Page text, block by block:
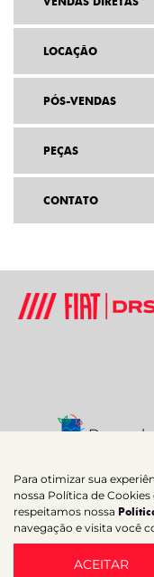
LOCAÇÃO
PÓS-VENDAS
PEÇAS
CONTATO
DFSUL VEICULOS E
07.689.941/0006-38
Para otimizar sua
nossa Política de
respeitamos nossa
navegação e visita você
ACEITAR